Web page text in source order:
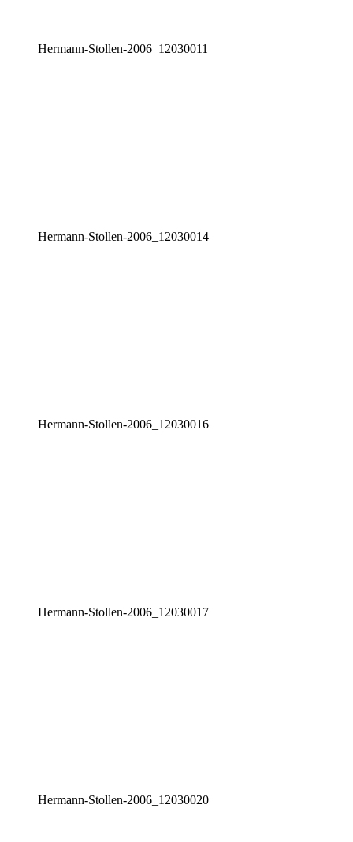
Her­mann-Stol­len-2006_12030011
Her­mann-Stol­len-2006_12030014
Her­mann-Stol­len-2006_12030016
Her­mann-Stol­len-2006_12030017
Her­mann-Stol­len-2006_12030020